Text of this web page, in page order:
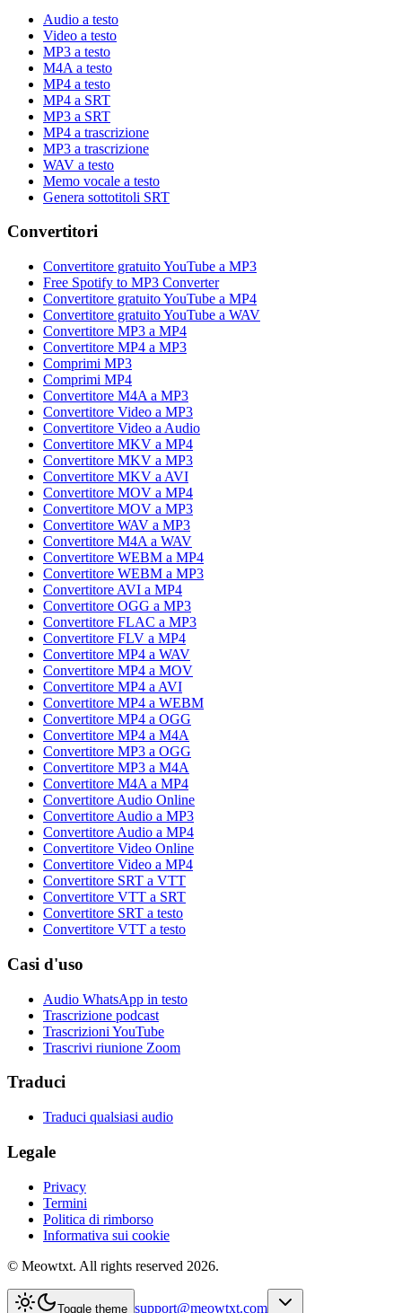
Audio a testo
Video a testo
MP3 a testo
M4A a testo
MP4 a testo
MP4 a SRT
MP3 a SRT
MP4 a trascrizione
MP3 a trascrizione
WAV a testo
Memo vocale a testo
Genera sottotitoli SRT
Convertitori
Convertitore gratuito YouTube a MP3
Free Spotify to MP3 Converter
Convertitore gratuito YouTube a MP4
Convertitore gratuito YouTube a WAV
Convertitore MP3 a MP4
Convertitore MP4 a MP3
Comprimi MP3
Comprimi MP4
Convertitore M4A a MP3
Convertitore Video a MP3
Convertitore Video a Audio
Convertitore MKV a MP4
Convertitore MKV a MP3
Convertitore MKV a AVI
Convertitore MOV a MP4
Convertitore MOV a MP3
Convertitore WAV a MP3
Convertitore M4A a WAV
Convertitore WEBM a MP4
Convertitore WEBM a MP3
Convertitore AVI a MP4
Convertitore OGG a MP3
Convertitore FLAC a MP3
Convertitore FLV a MP4
Convertitore MP4 a WAV
Convertitore MP4 a MOV
Convertitore MP4 a AVI
Convertitore MP4 a WEBM
Convertitore MP4 a OGG
Convertitore MP4 a M4A
Convertitore MP3 a OGG
Convertitore MP3 a M4A
Convertitore M4A a MP4
Convertitore Audio Online
Convertitore Audio a MP3
Convertitore Audio a MP4
Convertitore Video Online
Convertitore Video a MP4
Convertitore SRT a VTT
Convertitore VTT a SRT
Convertitore SRT a testo
Convertitore VTT a testo
Casi d'uso
Audio WhatsApp in testo
Trascrizione podcast
Trascrizioni YouTube
Trascrivi riunione Zoom
Traduci
Traduci qualsiasi audio
Legale
Privacy
Termini
Politica di rimborso
Informativa sui cookie
© Meowtxt. All rights reserved 2026.
Toggle theme support@meowtxt.com